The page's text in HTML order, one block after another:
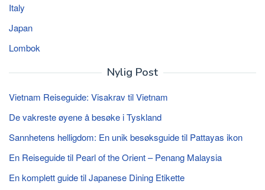
Italy
Japan
Lombok
Nylig Post
Vietnam Reiseguide: Visakrav til Vietnam
De vakreste øyene å besøke i Tyskland
Sannhetens helligdom: En unik besøksguide til Pattayas ikon
En Reiseguide til Pearl of the Orient – Penang Malaysia
En komplett guide til Japanese Dining Etikette